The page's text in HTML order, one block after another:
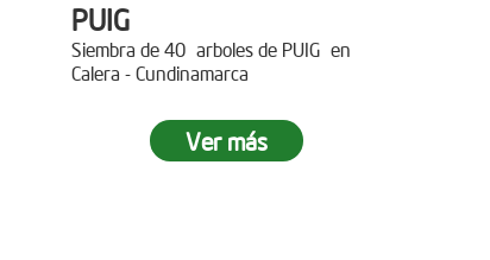
PUIG
Siembra de 40 arboles de PUIG en
Calera - Cundinamarca
Ver más